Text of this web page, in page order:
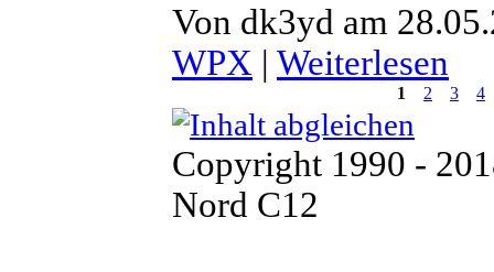
Von dk3yd am
WPX | Weiterlesen
1 2 3 4
Copyright 1990 -
Nord C12